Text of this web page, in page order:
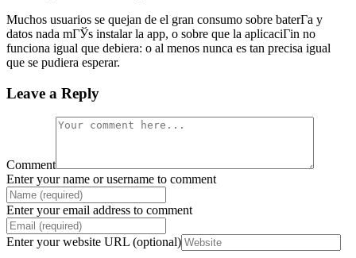
Muchos usuarios se quejan de el gran consumo sobre baterГ­a y
datos nada mГЎs instalar la app, o sobre que la aplicaciГіn no
funciona igual que debiera: o al menos nunca es tan precisa igual
que se pudiera esperar.
Leave a Reply
Comment
Enter your name or username to comment
Enter your email address to comment
Enter your website URL (optional)